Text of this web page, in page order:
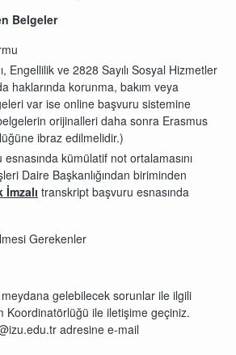
Belgeler
Engellilik ve 2828 Sayılı Sosyal Hizmetler
haklarında korunma, bakım veya
var ise online başvuru sistemine
orijinalleri daha sonra Erasmus
ibraz edilmelidir.)
kümülatif not ortalamasını
Daire Başkanlığından biriminden
transkript başvuru esnasında
Gerekenler
gelebilecek sorunlar ile ilgili
Koordinatörlüğü ile iletişime geçiniz.
adresine e-mail